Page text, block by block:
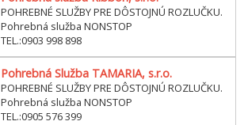
POHREBNÉ SLUŽBY PRE DÔSTOJNÚ ROZLUČKU.
Pohrebná služba NONSTOP
TEL.:0903 998 898
Pohrebná Služba TAMARIA, s.r.o.
POHREBNÉ SLUŽBY PRE DÔSTOJNÚ ROZLUČKU.
Pohrebná služba NONSTOP
TEL.:0905 576 399